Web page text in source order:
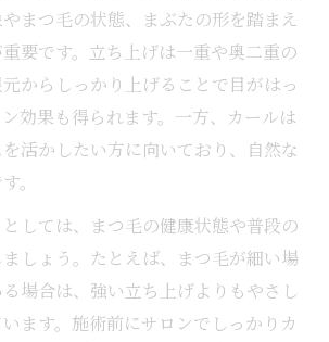
まつ毛の状態、まぶたの形を踏まえ
要です。立ち上げは一重や奥二重の
からしっかり上げることで目がはっ
効果も得られます。一方、カールは
活かしたい方に向いており、自然な
。
しては、まつ毛の健康状態や普段の
しょう。たとえば、まつ毛が細い場
場合は、強い立ち上げよりもやさし
ます。施術前にサロンでしっかりカ